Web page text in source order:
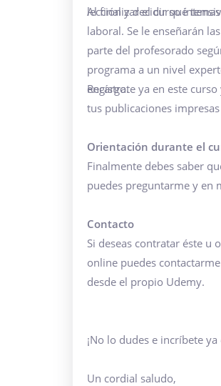
lección y decidir qué
Al finalizar el curso
laboral. Se le enseñarán
parte del profesorado
programa a un nivel
encargo.
Regístrate ya en este
tus publicaciones
Orientación durante el
Finalmente debes saber
puedes preguntarme y en
Contacto
Si deseas contratar éste
online puedes
desde el propio Udemy.
¡No lo dudes e incríbete
Un cordial saludo,